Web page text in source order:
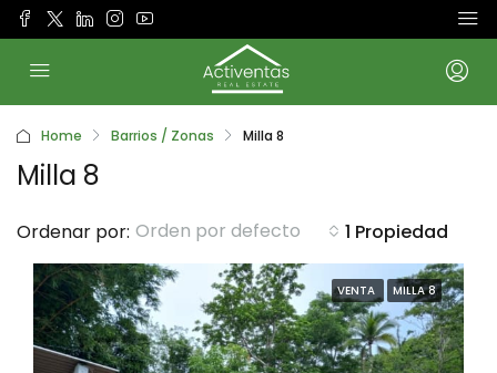
Home Barrios / Zonas Milla 8
Milla 8
1 Propiedad
Ordenar por: Orden por defecto
VENTA MILLA 8